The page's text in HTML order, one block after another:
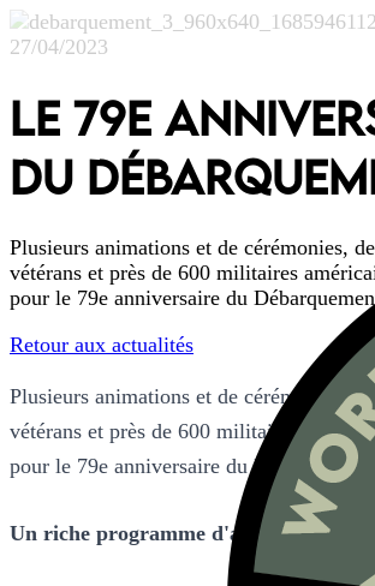
27/04/2023
LE 79E
DU
Plusieurs animations et de cérémonies,
vétérans et près de 600 militaires
pour le 79e anniversaire du
Retour aux actualités
Plusieurs animations et de cérémonies,
vétérans et près de 600 militaires
pour le 79e anniversaire du Débarquement.
Un riche programme d'animations